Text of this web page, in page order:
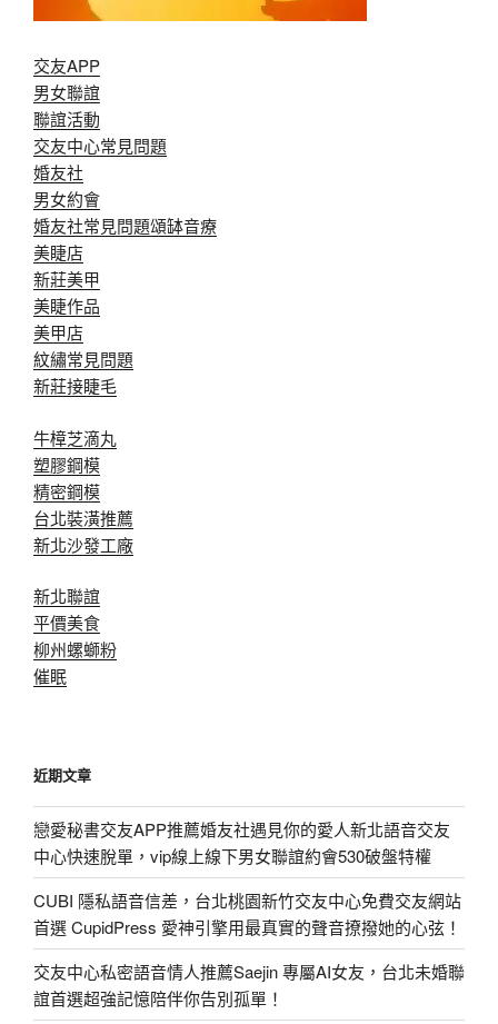
交友APP
男女聯誼
聯誼活動
交友中心常見問題
婚友社
男女約會
婚友社常見問題頌缽音療
美睫店
新莊美甲
美睫作品
美甲店
紋繡常見問題
新莊接睫毛
牛樟芝滴丸
塑膠鋼模
精密鋼模
台北裝潢推薦
新北沙發工廠
新北聯誼
平價美食
柳州螺螄粉
催眠
近期文章
戀愛秘書交友APP推薦婚友社遇見你的愛人新北語音交友
中心快速脫單，vip線上線下男女聯誼約會530破盤特權
CUBI 隱私語音信差，台北桃園新竹交友中心免費交友網站
首選 CupidPress 愛神引擎用最真實的聲音撩撥她的心弦！
交友中心私密語音情人推薦Saejin 專屬AI女友，台北未婚聯
誼首選超強記憶陪伴你告別孤單！